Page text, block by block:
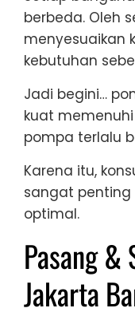
berbeda. Oleh
menyesuaikan
kebutuhan
Jadi begini…
kuat
pompa terlalu
Karena itu,
sangat penting
optimal.
Pasang
Jakarta